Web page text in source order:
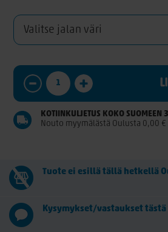
KOTIINKULJETUS KOKO SUOMEEN
Nouto myymälästä Oulusta 0,00 €
Tuote ei esillä tällä hetkellä
Kysymykset/vastaukset